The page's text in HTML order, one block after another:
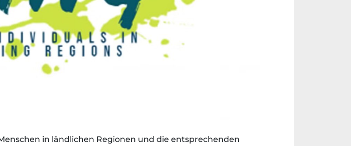
in ländlichen Regionen und die entsprechenden